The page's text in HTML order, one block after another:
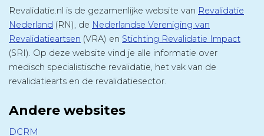
Revalidatie.nl is de gezamenlijke website van Revalidatie
Nederland (RN), de Nederlandse Vereniging van
Revalidatieartsen (VRA) en Stichting Revalidatie Impact
(SRI). Op deze website vind je alle informatie over
medisch specialistische revalidatie, het vak van de
revalidatiearts en de revalidatiesector.
Andere websites
DCRM